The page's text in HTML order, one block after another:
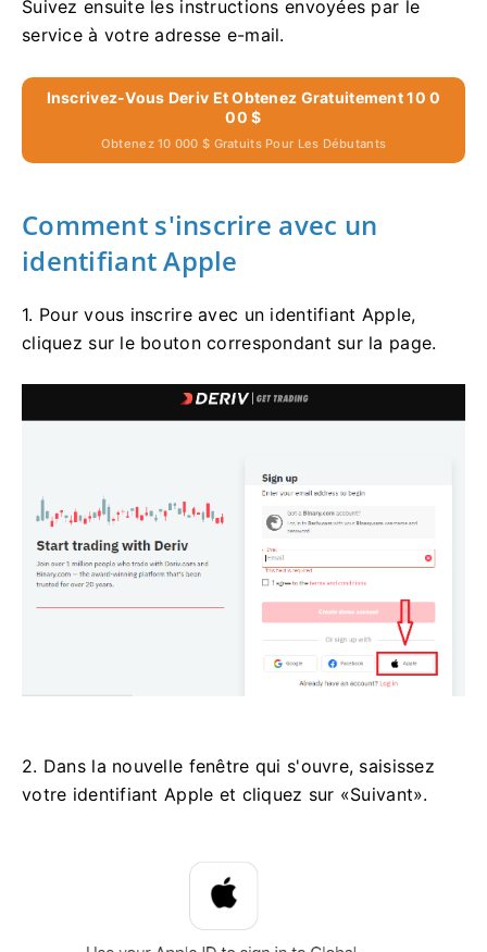
Suivez ensuite les instructions envoyées par le
service à votre adresse e-mail.
Inscrivez-Vous Deriv Et Obtenez Gratuitement 10 0
00 $
Obtenez 10 000 $ Gratuits Pour Les Débutants
Comment s'inscrire avec un
identifiant Apple
1. Pour vous inscrire avec un identifiant Apple,
cliquez sur le bouton correspondant sur la page.
2. Dans la nouvelle fenêtre qui s'ouvre, saisissez
votre identifiant Apple et cliquez sur «Suivant».